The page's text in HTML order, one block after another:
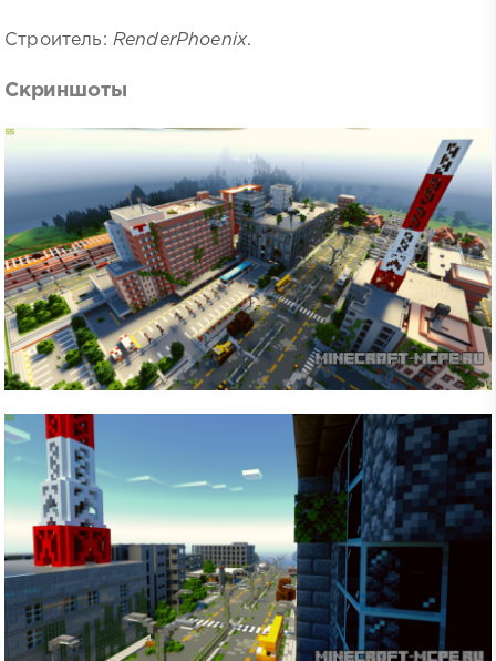
Строитель: RenderPhoenix.
Скриншоты